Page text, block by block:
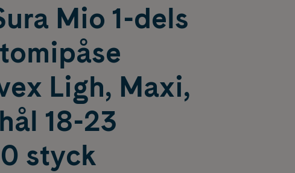
Mio 1-dels
Ligh, Maxi,
18-23
styck